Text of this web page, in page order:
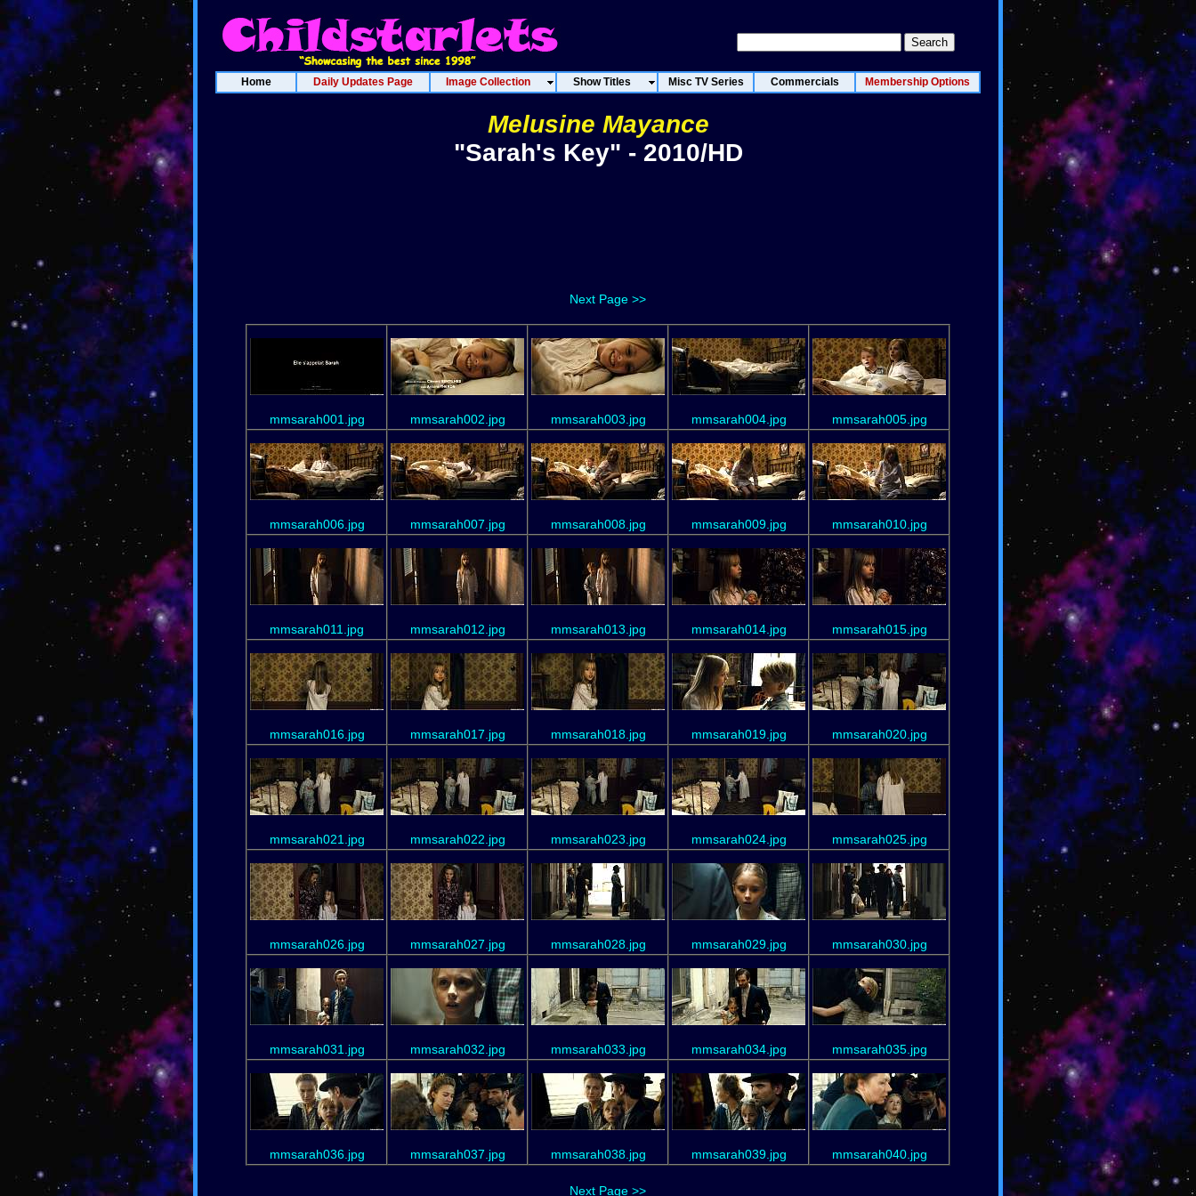
Home Daily Updates Page Image Collection Show Titles Misc TV Series Commercials Membership Options
Melusine Mayance
"Sarah's Key" - 2010/HD
Next Page >>
mmsarah001.jpg mmsarah002.jpg mmsarah003.jpg mmsarah004.jpg mmsarah005.jpg
mmsarah006.jpg mmsarah007.jpg mmsarah008.jpg mmsarah009.jpg mmsarah010.jpg
mmsarah011.jpg mmsarah012.jpg mmsarah013.jpg mmsarah014.jpg mmsarah015.jpg
mmsarah016.jpg mmsarah017.jpg mmsarah018.jpg mmsarah019.jpg mmsarah020.jpg
mmsarah021.jpg mmsarah022.jpg mmsarah023.jpg mmsarah024.jpg mmsarah025.jpg
mmsarah026.jpg mmsarah027.jpg mmsarah028.jpg mmsarah029.jpg mmsarah030.jpg
mmsarah031.jpg mmsarah032.jpg mmsarah033.jpg mmsarah034.jpg mmsarah035.jpg
mmsarah036.jpg mmsarah037.jpg mmsarah038.jpg mmsarah039.jpg mmsarah040.jpg
Next Page >>